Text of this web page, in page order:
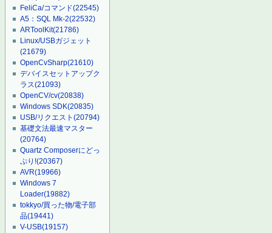
FeliCa/コマンド(22545)
A5：SQL Mk-2(22532)
ARToolKit(21786)
Linux/USBガジェット
(21679)
OpenCvSharp(21610)
デバイスセットアップク
ラス(21093)
OpenCV/cv(20838)
Windows SDK(20835)
USB/リクエスト(20794)
基礎文法最速マスター
(20764)
Quartz Composerにどっ
ぷり!(20367)
AVR(19966)
Windows 7
Loader(19882)
tokkyo/買った物/電子部
品(19441)
V-USB(19157)